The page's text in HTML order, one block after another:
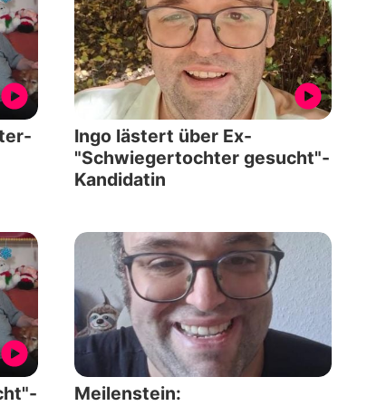
Ingo lästert über Ex-
"Schwiegertochter gesucht"-
Kandidatin
Meilenstein: